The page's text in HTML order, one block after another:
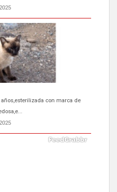
GRAN CANARIA
Gatos callejeros de la zona los